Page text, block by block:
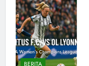
BERITA